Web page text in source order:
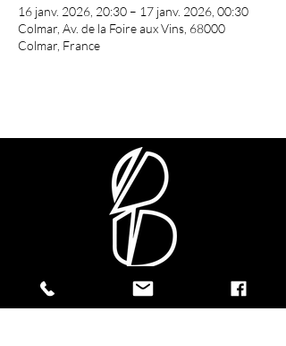
16 janv. 2026, 20:30 – 17 janv. 2026, 00:30
Colmar, Av. de la Foire aux Vins, 68000
Colmar, France